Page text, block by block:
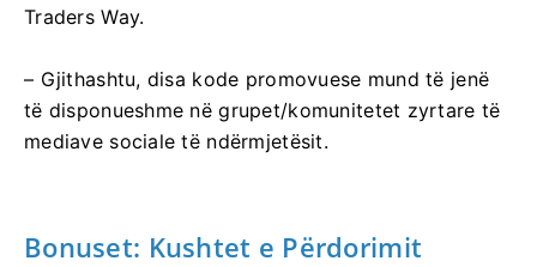
Traders Way.
– Gjithashtu, disa kode promovuese mund të jenë
të disponueshme në grupet/komunitetet zyrtare të
mediave sociale të ndërmjetësit.
Bonuset: Kushtet e Përdorimit